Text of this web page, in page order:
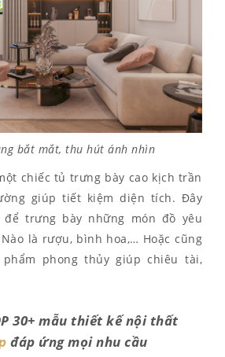
bắt mắt, thu hút ánh nhìn
chiếc tủ trưng bày cao kịch trần
giúp tiết kiệm diện tích. Đây
trưng bày những món đồ yêu
là rượu, bình hoa,… Hoặc cũng
phong thủy giúp chiêu tài,
30+ mẫu thiết kế nội thất
đáp ứng mọi nhu cầu